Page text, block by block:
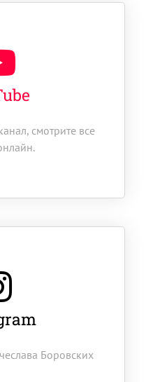
смотрите все
Боровских